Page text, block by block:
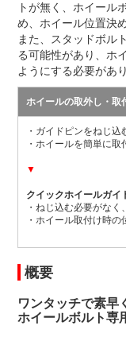
トが無く、ホイール
め、ホイール位置決
また、スタッドボル
る可能性があり、ホ
ようにする必要があ
ホイールの取外し・取
・ガイドピンをねじ込
・ホイールを簡単に取
▼
クイックホイールガイ
・ねじ込む必要がなく
・ホイール取付け時の
概要
ワンタッチで素早
ホイールボルト専